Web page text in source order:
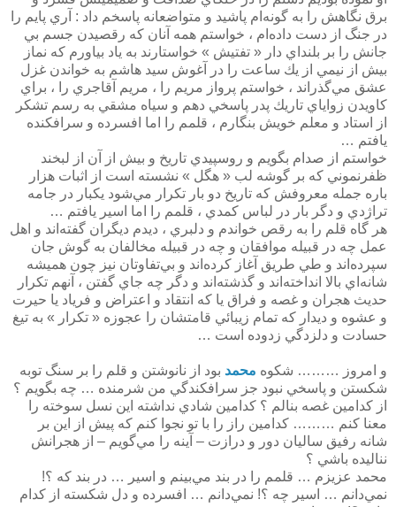
برق نگاهش را به گونه‌ام پاشيد و متواضعانه پاسخم داد : آري پايم را
در جنگ از دست داده‌ام ، خواستم همه آنان كه رقصيدن جسم بي
جانش را بر بلنداي دار « تفتيش » خواستارند به ياد بياورم كه نماز
بيش از نيمي از يك ساعت را در آغوش سيد هاشم به خواندن غزل
عشق مي‌گذراند ، خواستم پرواز مريم را ، مريم آقاجري را ، براي
كاويدن زواياي تاريك پدر پاسخي دهم و سياه مشقي به رسم تشكر
از استاد و معلم خويش بنگارم ، قلمم را اما افسرده و سرافكنده
يافتم …
خواستم از صدام بگويم و روسپيدي تاريخ و بيش از آن از لبخند
ظفرنموني كه بر گوشه لب « هگل » نشسته است از اثبات هزار
باره جمله معروفش كه تاريخ دو بار تكرار مي‌شود يكبار در جامه
تراژدي و دگر بار در لباس كمدي ، قلمم را اما اسير يافتم …
هر گاه قلم را به رقص خواندم و دلبري ، ديدم ديگران گفته‌اند و اهل
عمل چه در قبيله موافقان و چه در قبيله مخالفان به گوش جان
سپرده‌اند و طي طريق آغاز كرده‌اند و بي‌تفاوتان نيز چون هميشه
شانه‌اي بالا انداخته‌اند و گذشته‌اند و دگر چه جاي گفتن ،‌ آنهم تكرار
حديث هجران و غصه و فراق يا كه انتقاد و اعتراض و فرياد يا حيرت
و عشوه و ديدار كه تمام زيبائي قامتشان را عجوزه « تكرار » به تيغ
حسادت و دلزدگي زدوده است …
و امروز ……… شكوه محمد بود از نانوشتن و قلم را بر سنگ توبه
شكستن و پاسخي نبود جز سرافكندگي من شرمنده … چه بگويم ؟
از كدامين غصه بنالم ؟ كدامين شادي نداشته اين نسل سوخته را
معنا كنم ……… كدامين راز را با تو نجوا كنم كه پيش از اين بر
شانه رفيق ساليان دور و درازت – آينه را مي‌گويم – از هجرانش
نناليده باشي ؟
محمد عزيزم … قلمم را در بند مي‌بينم و اسير … در بند كه ؟!
نمي‌دانم … اسير چه ؟! نمي‌دانم … افسرده و دل شكسته از كدام